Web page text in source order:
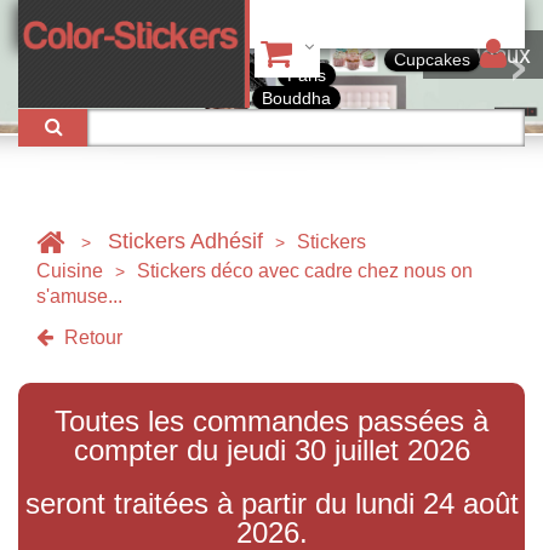
Tableaux
Bouddha
Paris
Cupcakes
> Stickers Adhésif >
Stickers
Cuisine
>
Stickers déco avec cadre chez nous on
s'amuse...
Retour
Toutes les commandes passées à
compter du jeudi 30 juillet 2026
seront traitées à partir du lundi 24 août
2026.